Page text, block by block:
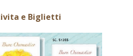
e Biglietti